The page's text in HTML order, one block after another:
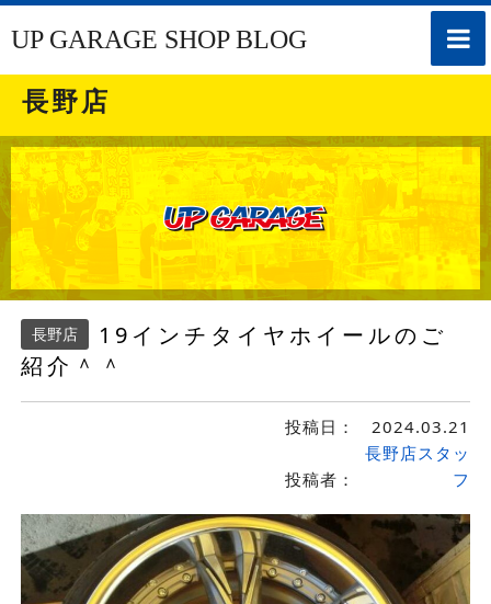
toggle
UP GARAGE SHOP BLOG
長野店
長野店
19インチタイヤホイールのご
紹介＾＾
投稿日： 2024.03.21
投稿者：
長野店スタッ
フ